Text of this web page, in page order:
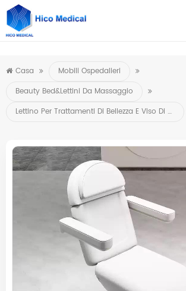
https://www.microsoft.com/en-us/
Casa
Mobili Ospedalieri
Beauty Bed&Lettini Da Massaggio
Lettino Per Trattamenti Di Bellezza E Viso Di Nuova Concezione 2026, Mobili Per Salone Di Bellezza, Lettino Per Massaggi Elettrico Con 3/4 Motori